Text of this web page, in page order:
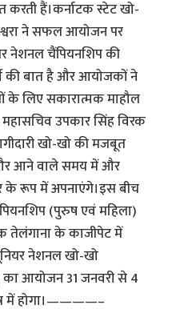
हैं।कर्नाटक स्टेट खो-
ने सफल आयोजन पर
नेशनल चैंपियनशिप की
की बात है और आयोजकों ने
के लिए सकारात्मक माहौल
उपकार सिंह विरक
खो-खो की मजबूत
और आने वाले समय में और
रूप में अपनाएंगे।इस बीच
(पुरुष एवं महिला)
तेलंगाना के काजीपेट में
नेशनल खो-खो
आयोजन 31 जनवरी से 4
में होगा।————–